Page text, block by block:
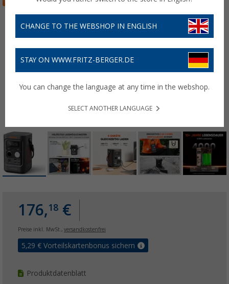
176,18 €
Preise inkl. MwSt., versandkostenfrei
5,29 € Vorteilskartenbonus sichern
Produktdatenblatt
CHANGE TO THE WEBSHOP IN ENGLISH
STAY ON WWW.FRITZ-BERGER.DE
You can change the language at any time in the webshop.
SELECT ANOTHER LANGUAGE